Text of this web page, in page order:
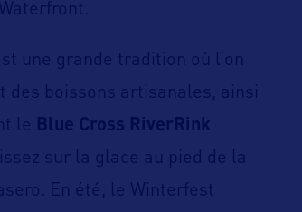
une grande tradition où l’on
des boissons artisanales, ainsi
le Blue Cross RiverRink
sur la glace au pied de la
En été, le Winterfest